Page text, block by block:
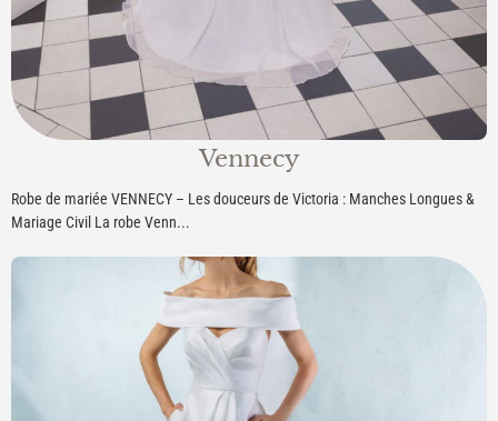
Vennecy
Robe de mariée VENNECY – Les douceurs de Victoria : Manches Longues &
Mariage Civil La robe Venn...